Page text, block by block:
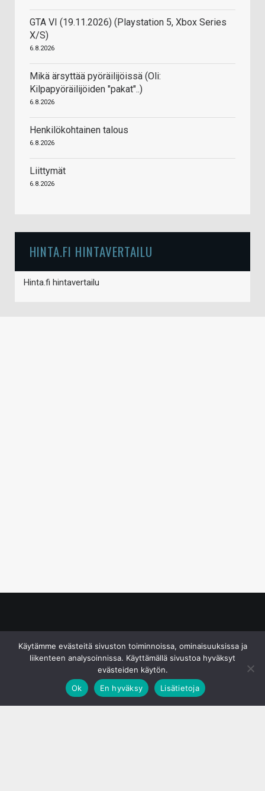
GTA VI (19.11.2026) (Playstation 5, Xbox Series
X/S)
6.8.2026
Mikä ärsyttää pyöräilijöissä (Oli:
Kilpapyöräilijöiden "pakat"..)
6.8.2026
Henkilökohtainen talous
6.8.2026
Liittymät
6.8.2026
HINTA.FI HINTAVERTAILU
Hinta.fi hintavertailu
Käytämme evästeitä sivuston toiminnoissa, ominaisuuksissa ja
liikenteen analysoinnissa. Käyttämällä sivustoa hyväksyt
evästeiden käytön.
Ok
En hyväksy Lisätietoja